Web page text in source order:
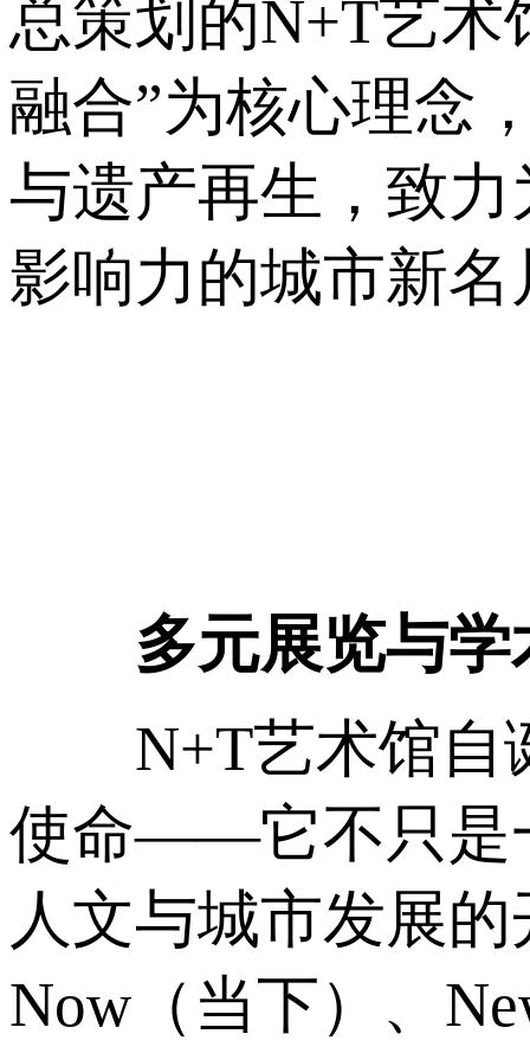
总策划的N+T艺术
融合”为核心理念
与遗产再生，致
影响力的城市新名
多元展览与学
N+T艺术馆自诞
使命——它不只是
人文与城市发展
Now（当下）、